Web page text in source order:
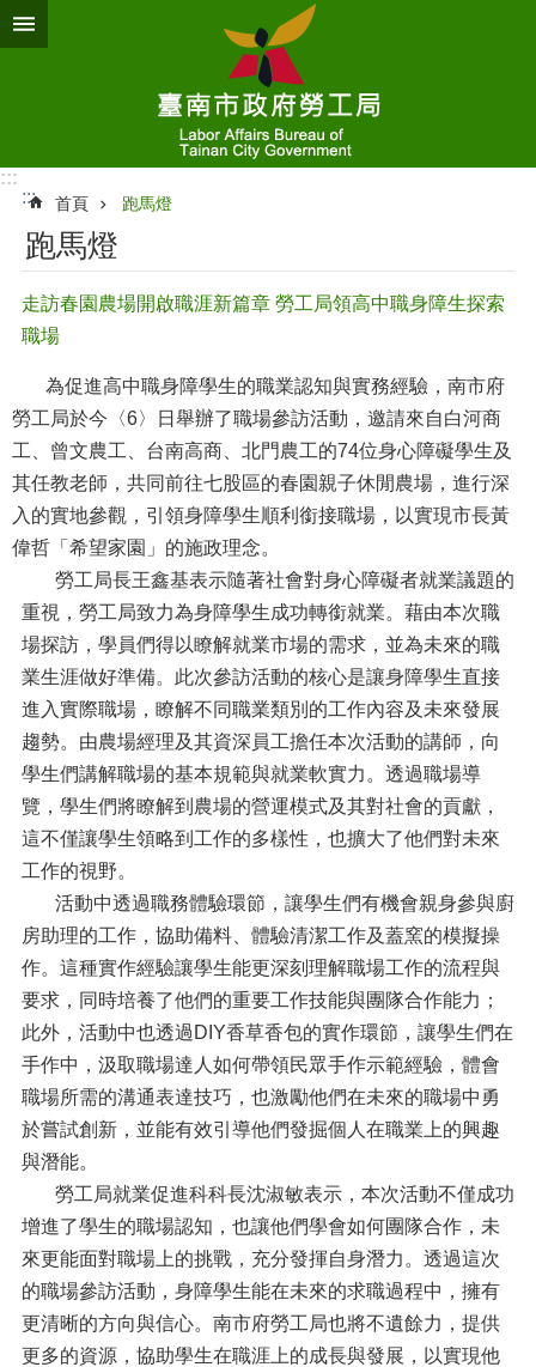
跳到主要內容區塊
:::
:::
首頁 跑馬燈
跑馬燈
走訪春園農場開啟職涯新篇章 勞工局領高中職身障生探索
職場
為促進高中職身障學生的職業認知與實務經驗，南市府
勞工局於今〈6〉日舉辦了職場參訪活動，邀請來自白河商
工、曾文農工、台南高商、北門農工的74位身心障礙學生及
其任教老師，共同前往七股區的春園親子休閒農場，進行深
入的實地參觀，引領身障學生順利銜接職場，以實現市長黃
偉哲「希望家園」的施政理念。
勞工局長王鑫基表示隨著社會對身心障礙者就業議題的
重視，勞工局致力為身障學生成功轉銜就業。藉由本次職
場探訪，學員們得以瞭解就業市場的需求，並為未來的職
業生涯做好準備。此次參訪活動的核心是讓身障學生直接
進入實際職場，瞭解不同職業類別的工作內容及未來發展
趨勢。由農場經理及其資深員工擔任本次活動的講師，向
學生們講解職場的基本規範與就業軟實力。透過職場導
覽，學生們將瞭解到農場的營運模式及其對社會的貢獻，
這不僅讓學生領略到工作的多樣性，也擴大了他們對未來
工作的視野。
活動中透過職務體驗環節，讓學生們有機會親身參與廚
房助理的工作，協助備料、體驗清潔工作及蓋窯的模擬操
作。這種實作經驗讓學生能更深刻理解職場工作的流程與
要求，同時培養了他們的重要工作技能與團隊合作能力；
此外，活動中也透過DIY香草香包的實作環節，讓學生們在
手作中，汲取職場達人如何帶領民眾手作示範經驗，體會
職場所需的溝通表達技巧，也激勵他們在未來的職場中勇
於嘗試創新，並能有效引導他們發掘個人在職業上的興趣
與潛能。
勞工局就業促進科科長沈淑敏表示，本次活動不僅成功
增進了學生的職場認知，也讓他們學會如何團隊合作，未
來更能面對職場上的挑戰，充分發揮自身潛力。透過這次
的職場參訪活動，身障學生能在未來的求職過程中，擁有
更清晰的方向與信心。南市府勞工局也將不遺餘力，提供
更多的資源，協助學生在職涯上的成長與發展，以實現他